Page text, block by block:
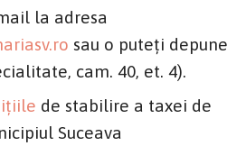
la adresa
sau o puteţi depune
cam. 40, et. 4).
de stabilire a taxei de
Suceava